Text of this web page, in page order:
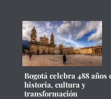
Bogotá celebra 488 años
historia, cultura y
transformación